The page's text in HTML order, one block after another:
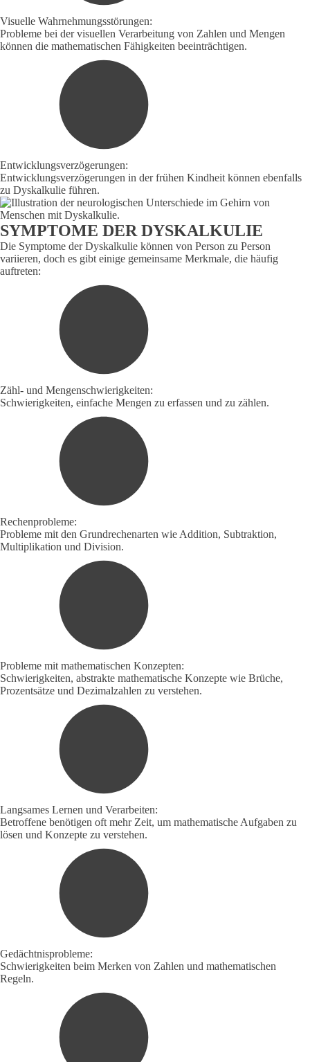
Visuelle Wahrnehmungsstörungen:
Probleme bei der visuellen Verarbeitung von Zahlen und Mengen
können die mathematischen Fähigkeiten beeinträchtigen.
Entwicklungsverzögerungen:
Entwicklungsverzögerungen in der frühen Kindheit können ebenfalls
zu Dyskalkulie führen.
SYMPTOME DER DYSKALKULIE
Die Symptome der Dyskalkulie können von Person zu Person
variieren, doch es gibt einige gemeinsame Merkmale, die häufig
auftreten:
Zähl- und Mengenschwierigkeiten:
Schwierigkeiten, einfache Mengen zu erfassen und zu zählen.
Rechenprobleme:
Probleme mit den Grundrechenarten wie Addition, Subtraktion,
Multiplikation und Division.
Probleme mit mathematischen Konzepten:
Schwierigkeiten, abstrakte mathematische Konzepte wie Brüche,
Prozentsätze und Dezimalzahlen zu verstehen.
Langsames Lernen und Verarbeiten:
Betroffene benötigen oft mehr Zeit, um mathematische Aufgaben zu
lösen und Konzepte zu verstehen.
Gedächtnisprobleme:
Schwierigkeiten beim Merken von Zahlen und mathematischen
Regeln.